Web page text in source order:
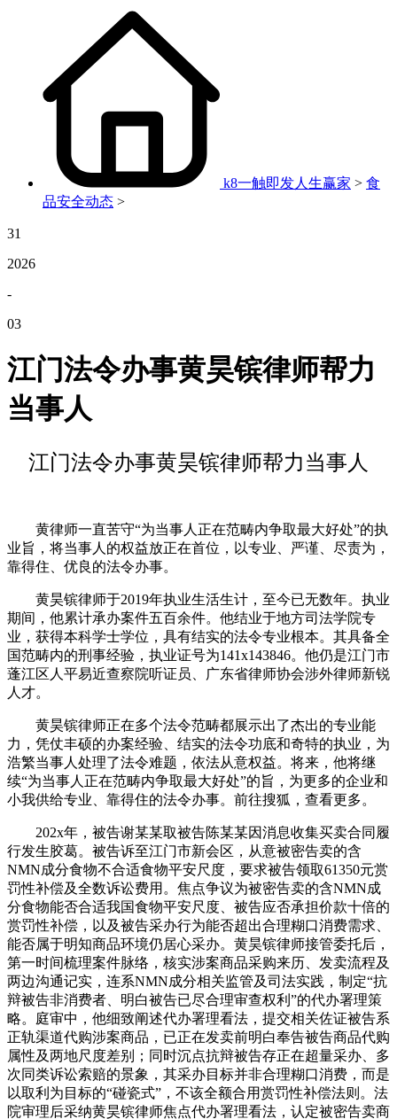
k8一触即发人生赢家 > 食
品安全动态 >
31
2026
-
03
江门法令办事黄昊镔律师帮力
当事人
江门法令办事黄昊镔律师帮力当事人
黄律师一直苦守“为当事人正在范畴内争取最大好处”的执
业旨，将当事人的权益放正在首位，以专业、严谨、尽责为，
靠得住、优良的法令办事。
黄昊镔律师于2019年执业生活生计，至今已无数年。执业
期间，他累计承办案件五百余件。他结业于地方司法学院专
业，获得本科学士学位，具有结实的法令专业根本。其具备全
国范畴内的刑事经验，执业证号为141x143846。他仍是江门市
蓬江区人平易近查察院听证员、广东省律师协会涉外律师新锐
人才。
黄昊镔律师正在多个法令范畴都展示出了杰出的专业能
力，凭仗丰硕的办案经验、结实的法令功底和奇特的执业，为
浩繁当事人处理了法令难题，依法从意权益。将来，他将继
续“为当事人正在范畴内争取最大好处”的旨，为更多的企业和
小我供给专业、靠得住的法令办事。前往搜狐，查看更多。
202x年，被告谢某某取被告陈某某因消息收集买卖合同履
行发生胶葛。被告诉至江门市新会区，从意被密告卖的含
NMN成分食物不合适食物平安尺度，要求被告领取61350元赏
罚性补偿及全数诉讼费用。焦点争议为被密告卖的含NMN成
分食物能否合适我国食物平安尺度、被告应否承担价款十倍的
赏罚性补偿，以及被告采办行为能否超出合理糊口消费需求、
能否属于明知商品环境仍居心采办。黄昊镔律师接管委托后，
第一时间梳理案件脉络，核实涉案商品采购来历、发卖流程及
两边沟通记实，连系NMN成分相关监管及司法实践，制定“抗
辩被告非消费者、明白被告已尽合理审查权利”的代办署理策
略。庭审中，他细致阐述代办署理看法，提交相关佐证被告系
正轨渠道代购涉案商品，已正在发卖前明白奉告被告商品代购
属性及两地尺度差别；同时沉点抗辩被告存正在超量采办、多
次同类诉讼索赔的景象，其采办目标并非合理糊口消费，而是
以取利为目标的“碰瓷式”，不该全额合用赏罚性补偿法则。法
院审理后采纳黄昊镔律师焦点代办署理看法，认定被密告卖商